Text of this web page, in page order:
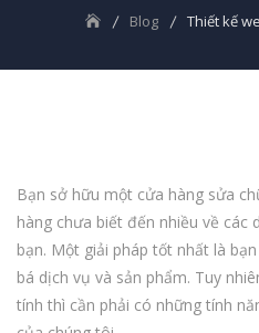
Blog Thiết kế
Bạn sở hữu một cửa hàng sửa
hàng chưa biết đến nhiều về các
bạn. Một giải pháp tốt nhất là
bá dịch vụ và sản phẩm. Tuy
tính thì cần phải có những tính